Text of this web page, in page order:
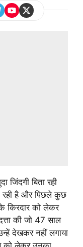
जिंदगी बिता रही
रही है और पिछले कुछ
किरदार को लेकर
की जो 47 साल
देखकर नहीं लगाया